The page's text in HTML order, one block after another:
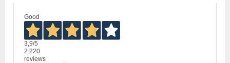
Good
3,9/5
2.220
reviews